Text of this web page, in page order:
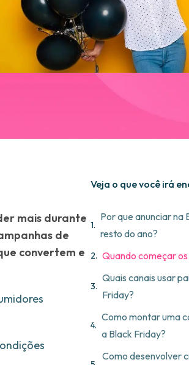
mais durante
de
convertem e
Veja o que você irá
Por que anunciar na
resto do ano?
Quando começar
Quais canais usar
Friday?
Como montar uma
a Black Friday?
Como desenvolver